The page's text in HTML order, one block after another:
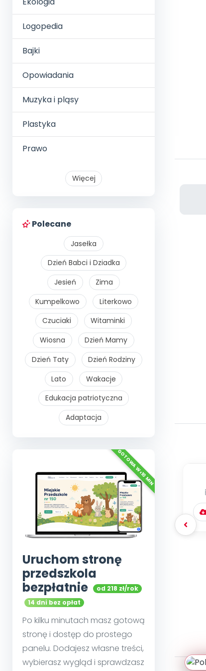
Logopedia
Bajki
Opowiadania
Muzyka i pląsy
Plastyka
Prawo
Więcej
Polecane
Jasełka
Dzień Babci i Dziadka
Jesień
Zima
Kumpelkowo
Literkowo
Czuciaki
Witaminki
Wiosna
Dzień Mamy
Dzień Taty
Dzień Rodziny
Lato
Wakacje
Edukacja patriotyczna
Adaptacja
Uruchom stronę
przedszkola
bezpłatnie
od 218 zł/rok
14 dni bez opłat
Po kilku minutach masz gotową
stronę i dostęp do prostego
panelu. Dodajesz własne treści,
wybierasz wygląd i sprawdzasz